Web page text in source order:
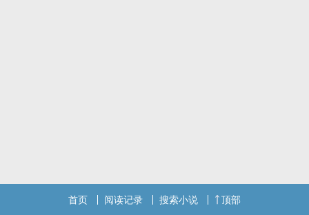
首页 阅读记录 搜索小说 顶部